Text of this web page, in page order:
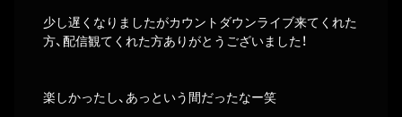
少し遅くなりましたがカウントダウンライブ来てくれた
方、配信観てくれた方ありがとうございました！
楽しかったし、あっという間だったなー笑